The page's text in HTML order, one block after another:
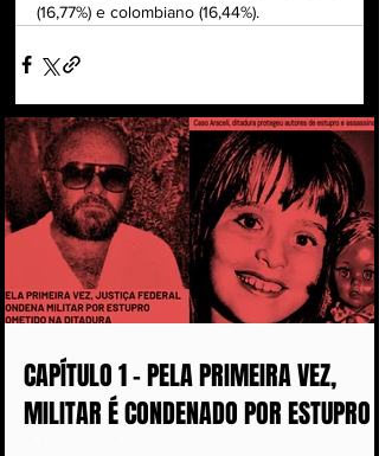
(16,77%) e colombiano (16,44%).
CAPÍTULO 1 - PELA PRIMEIRA VEZ,
MILITAR É CONDENADO POR ESTUPRO